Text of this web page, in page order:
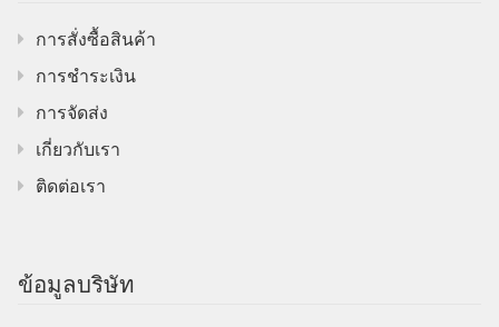
การสั่งซื้อสินค้า
การชำระเงิน
การจัดส่ง
เกี่ยวกับเรา
ติดต่อเรา
ข้อมูลบริษัท